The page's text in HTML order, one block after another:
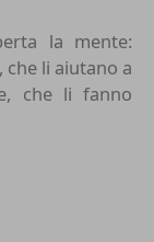
la mente:
li aiutano a
che li fanno